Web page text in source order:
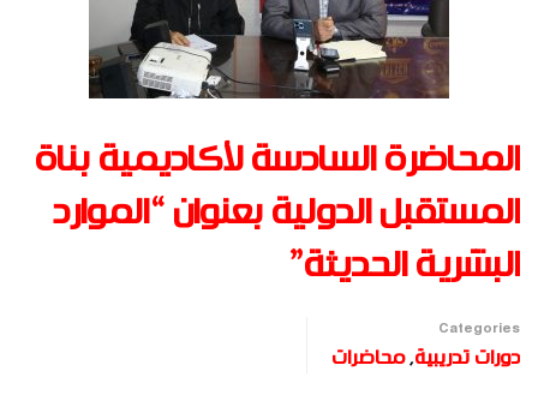
المحاضرة السادسة لأكاديمية بناة
المستقبل الدولية بعنوان “الموارد
البشرية الحديثة”
Categories
دورات تدريبية,محاضرات